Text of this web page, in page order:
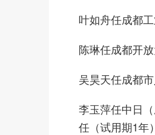
叶如舟任成都
陈琳任成都开
吴昊天任成都
李玉萍任中日
任（试用期1年